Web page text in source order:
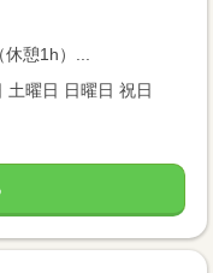
憩1h）...
土曜日 日曜日 祝日